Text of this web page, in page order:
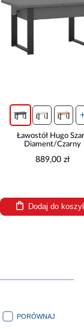
+9
Hugo Szary
Diament/Czarny
889,00 zł
Dodaj do koszyka